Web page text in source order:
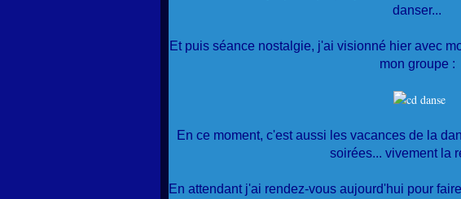
danser...
Et puis séance nostalgie, j'ai visionné hier avec
mon groupe :
En ce moment, c'est aussi les vacances de la
soirées... vivement la
En attendant j'ai rendez-vous aujourd'hui pour